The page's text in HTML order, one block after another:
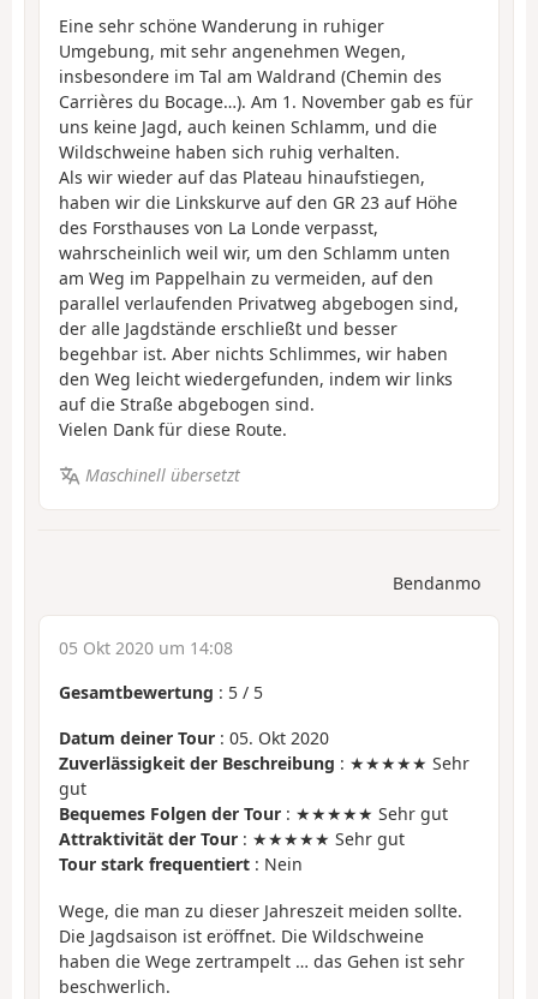
Eine sehr schöne Wanderung in ruhiger
Umgebung, mit sehr angenehmen Wegen,
insbesondere im Tal am Waldrand (Chemin des
Carrières du Bocage…). Am 1. November gab es für
uns keine Jagd, auch keinen Schlamm, und die
Wildschweine haben sich ruhig verhalten.
Als wir wieder auf das Plateau hinaufstiegen,
haben wir die Linkskurve auf den GR 23 auf Höhe
des Forsthauses von La Londe verpasst,
wahrscheinlich weil wir, um den Schlamm unten
am Weg im Pappelhain zu vermeiden, auf den
parallel verlaufenden Privatweg abgebogen sind,
der alle Jagdstände erschließt und besser
begehbar ist. Aber nichts Schlimmes, wir haben
den Weg leicht wiedergefunden, indem wir links
auf die Straße abgebogen sind.
Vielen Dank für diese Route.
Maschinell übersetzt
Bendanmo
05 Okt 2020 um 14:08
Gesamtbewertung : 5 / 5
Datum deiner Tour : 05. Okt 2020
Zuverlässigkeit der Beschreibung : ★★★★★ Sehr
gut
Bequemes Folgen der Tour : ★★★★★ Sehr gut
Attraktivität der Tour : ★★★★★ Sehr gut
Tour stark frequentiert : Nein
Wege, die man zu dieser Jahreszeit meiden sollte.
Die Jagdsaison ist eröffnet. Die Wildschweine
haben die Wege zertrampelt … das Gehen ist sehr
beschwerlich.